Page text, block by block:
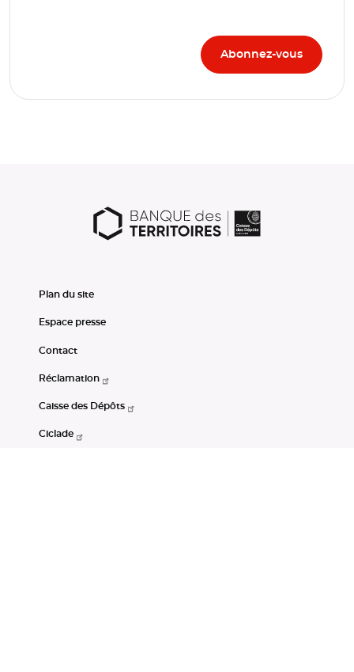
Plan du site
Espace presse
Contact
Réclamation
Caisse des Dépôts
Ciclade